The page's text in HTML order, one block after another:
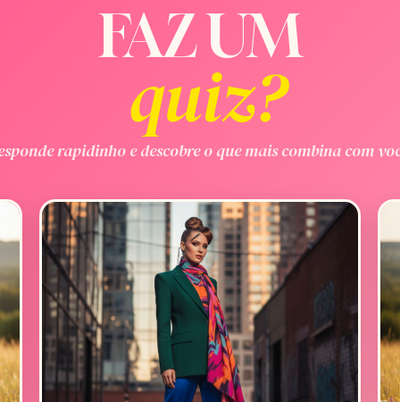
FAZ UM
quiz?
rapidinho e descobre o que mais combina com